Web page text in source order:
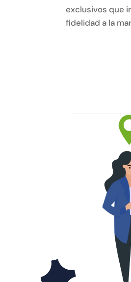
exclusivos que
fidelidad a la